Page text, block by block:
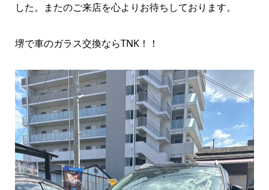
した。またのご来店を心よりお待ちしております。
堺で車のガラス交換ならTNK！！